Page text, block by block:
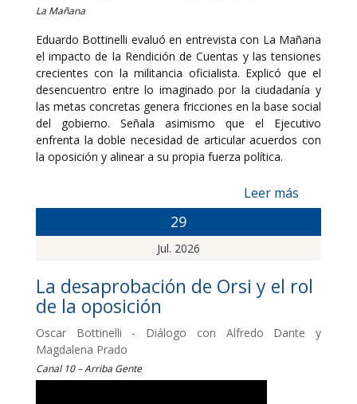
La Mañana
Eduardo Bottinelli evaluó en entrevista con La Mañana
el impacto de la Rendición de Cuentas y las tensiones
crecientes con la militancia oficialista. Explicó que el
desencuentro entre lo imaginado por la ciudadanía y
las metas concretas genera fricciones en la base social
del gobierno. Señala asimismo que el Ejecutivo
enfrenta la doble necesidad de articular acuerdos con
la oposición y alinear a su propia fuerza política.
Leer más
29
Jul. 2026
La desaprobación de Orsi y el rol
de la oposición
Oscar Bottinelli - Diálogo con Alfredo Dante y
Magdalena Prado
Canal 10 – Arriba Gente